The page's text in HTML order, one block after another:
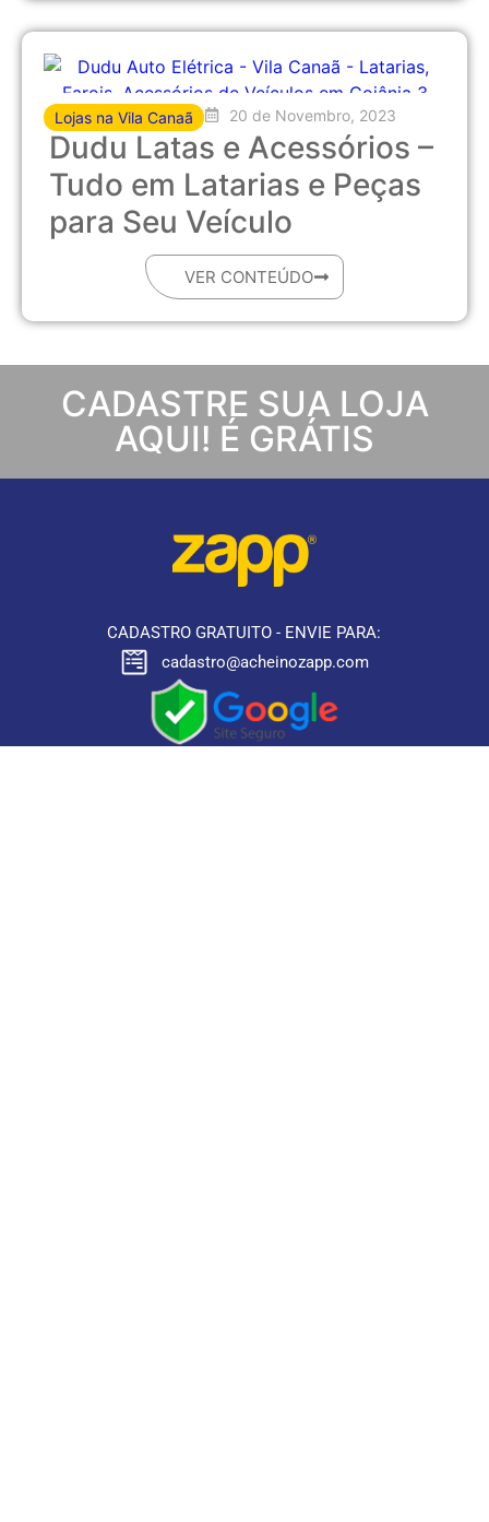
Lojas na Vila Canaã 20 de Novembro, 2023
Dudu Latas e Acessórios –
Tudo em Latarias e Peças
para Seu Veículo
VER CONTEÚDO
CADASTRE SUA LOJA
AQUI! É GRÁTIS
CADASTRO GRATUITO - ENVIE PARA:
cadastro@acheinozapp.com